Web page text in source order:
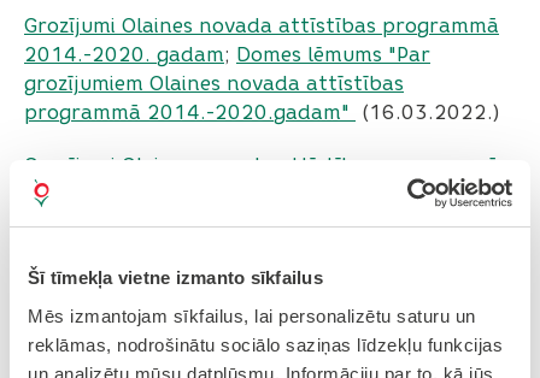
Šī tīmekļa vietne izmanto sīkfailus
Mēs izmantojam sīkfailus, lai personalizētu saturu un
reklāmas, nodrošinātu sociālo saziņas līdzekļu funkcijas
un analizētu mūsu datplūsmu. Informāciju par to, kā jūs
Grozījumi Olaines novada attīstības programmā
2014.-2020. gadam; Domes lēmums "Par
grozījumiem Olaines novada attīstības
programmā 2014.-2020.gadam"
(16.03.2022.)
Grozījumi Olaines novada attīstības programmā
2014.-2020. gadam
Domes lēmums "Par
grozījumiem Olaines novada attīstības
Grozījumi Olaines novada attīstības programmā
2014.-2020. gadam
Domes lēmums "Par
grozījumiem Olaines novada attīstības